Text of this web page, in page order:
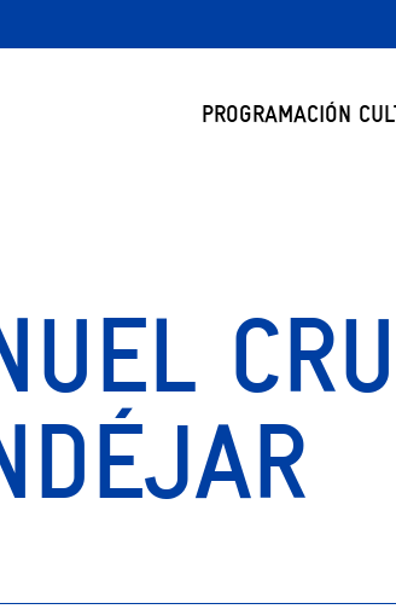
PROGRAMACIÓN